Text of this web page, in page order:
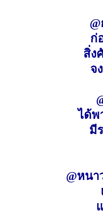
ก่
สิ่ง
จ
ได้พ
มี
@หนา